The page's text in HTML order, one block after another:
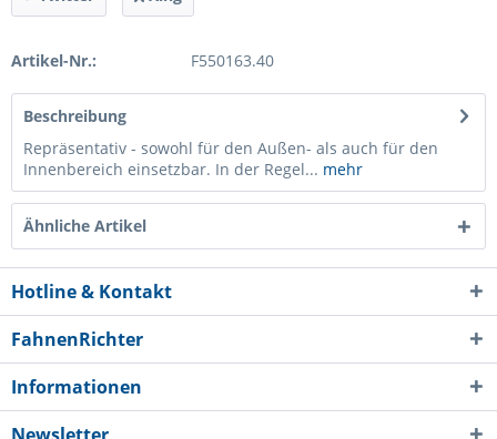
Artikel-Nr.: F550163.40
Beschreibung
Repräsentativ - sowohl für den Außen- als auch für den
Innenbereich einsetzbar. In der Regel... mehr
Ähnliche Artikel
Hotline & Kontakt
FahnenRichter
Informationen